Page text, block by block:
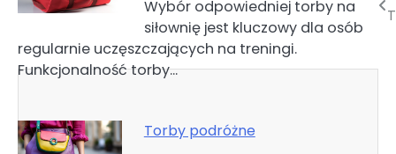
Wybór odpowiedniej torby na
siłownię jest kluczowy dla osób
regularnie uczęszczających na treningi.
Funkcjonalność torby…
Torby podróżne